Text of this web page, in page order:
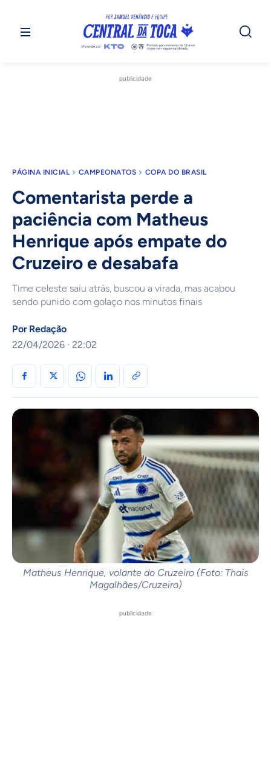
publicidade
PÁGINA INICIAL CAMPEONATOS COPA DO BRASIL
Comentarista perde a
paciência com Matheus
Henrique após empate do
Cruzeiro e desabafa
Time celeste saiu atrás, buscou a virada, mas acabou
sendo punido com golaço nos minutos finais
Por Redação
22/04/2026 · 22:02
Matheus Henrique, volante do Cruzeiro (Foto: Thais
Magalhães/Cruzeiro)
publicidade